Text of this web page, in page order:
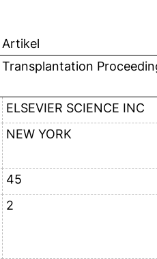
Artikel
Transplantation
ELSEVIER SCIENCE INC
NEW YORK
45
2